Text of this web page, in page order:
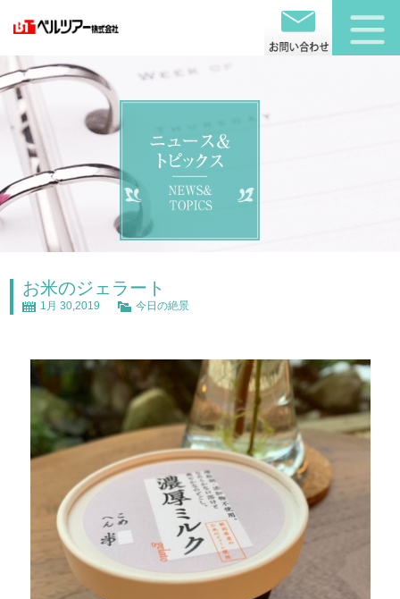
お米のジェラート
1月 30,2019 今日の絶景